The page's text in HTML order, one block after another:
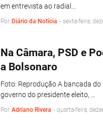
em entrevista ao radial…
Por Diário da Notícia - sexta-feira,
Na Câmara, PSD e
a Bolsonaro
Foto: Reprodução A bancada
governo do presidente eleito, …
Por Adriano Rivera - quarta-feira,